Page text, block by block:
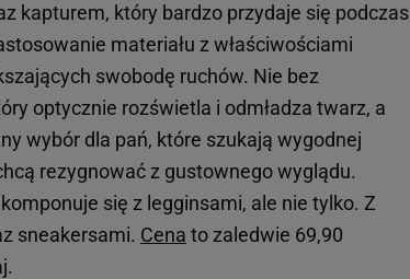
kapturem, który bardzo przydaje się podczas
materiału z właściwościami
swobodę ruchów. Nie bez
optycznie rozświetla i odmładza twarz, a
wybór dla pań, które szukają wygodnej
rezygnować z gustownego wyglądu.
się z legginsami, ale nie tylko. Z
sneakersami. Cena to zaledwie 69,90